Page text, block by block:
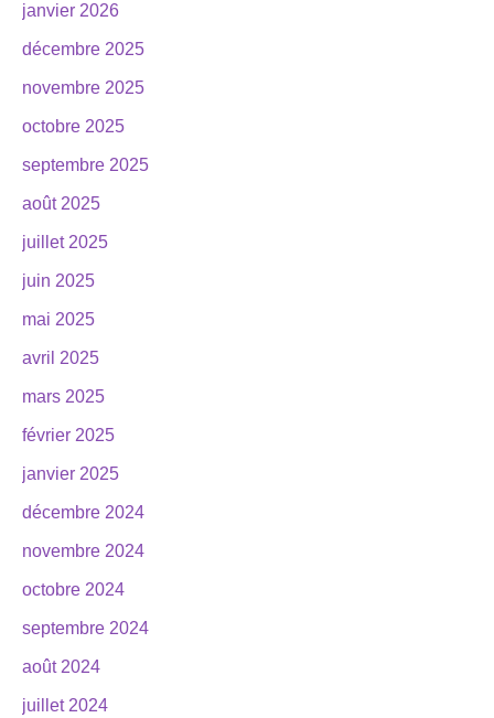
janvier 2026
décembre 2025
novembre 2025
octobre 2025
septembre 2025
août 2025
juillet 2025
juin 2025
mai 2025
avril 2025
mars 2025
février 2025
janvier 2025
décembre 2024
novembre 2024
octobre 2024
septembre 2024
août 2024
juillet 2024